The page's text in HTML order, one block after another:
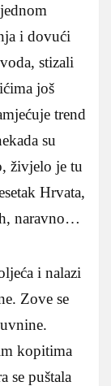
i dovući
stizali
još
trend
su
živjelo je tu
Hrvata,
naravno…
i nalazi
Zove se
kopitima
se puštala